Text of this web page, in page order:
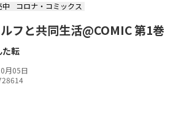
中 コロナ・コミックス
フと共同生活@COMIC 第1巻
転
月05日